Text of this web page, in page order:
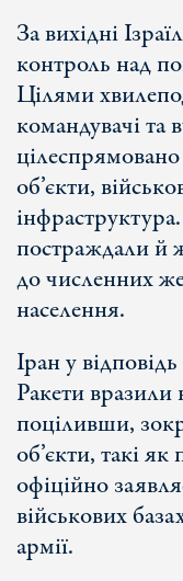
За вихідні
контроль над
Цілями
командувачі та
об’єкти,
постраждали й
до численних
населення.
Іран у
Ракети вразили
поціливши,
об’єкти, такі
офіційно
військових
армії.